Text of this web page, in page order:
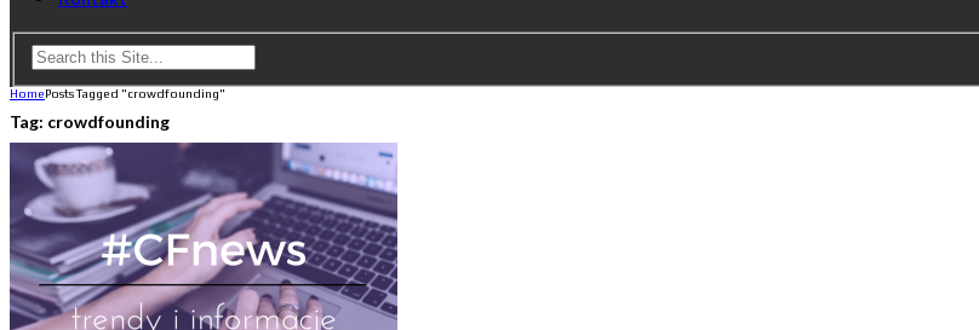
HomePosts Tagged "crowdfounding"
Tag: crowdfounding